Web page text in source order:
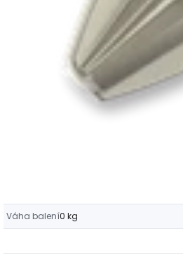
Váha balení0 kg